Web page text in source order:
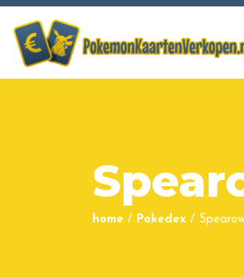
home / Pokedex /